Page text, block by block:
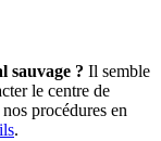
sauvage ? Il semble
le centre de
procédures en
.